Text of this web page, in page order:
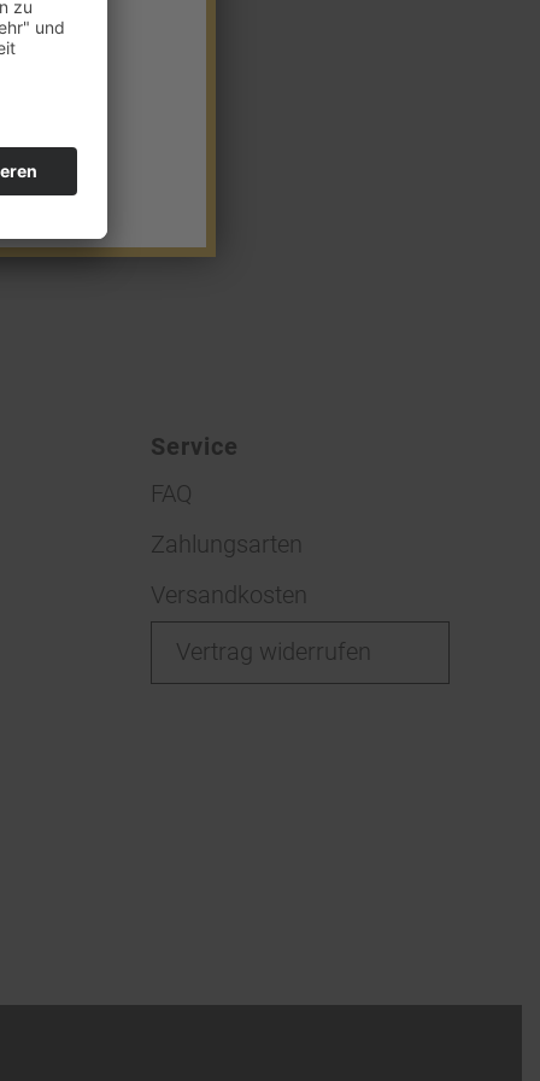
Service
FAQ
Zahlungsarten
Versandkosten
Vertrag widerrufen